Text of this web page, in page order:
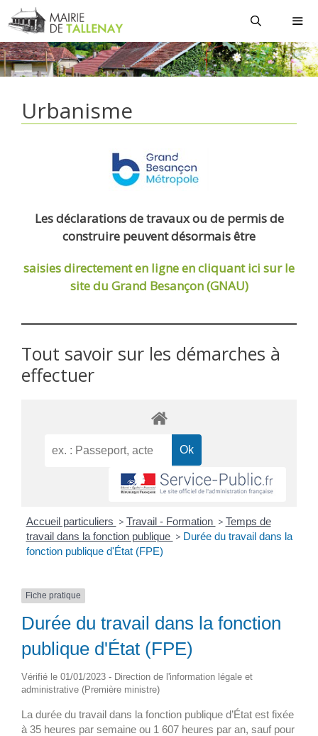
Aller
au
contenu
Urbanisme
Les déclarations de travaux ou de permis de
construire peuvent désormais être
saisies directement en ligneen cliquant ici sur le
site du Grand Besançon (GNAU)
Tout savoir sur les démarches à
effectuer
Accueil particuliers > Travail - Formation > Temps de
travail dans la fonction publique > Durée du travail dans la
fonction publique d'État (FPE)
Fiche pratique
Durée du travail dans la fonction
publique d'État (FPE)
Vérifié le 01/01/2023 - Direction de l'information légale et
administrative (Première ministre)
La durée du travail dans la fonction publique d’État est fixée
à 35 heures par semaine ou 1 607 heures par an, sauf pour